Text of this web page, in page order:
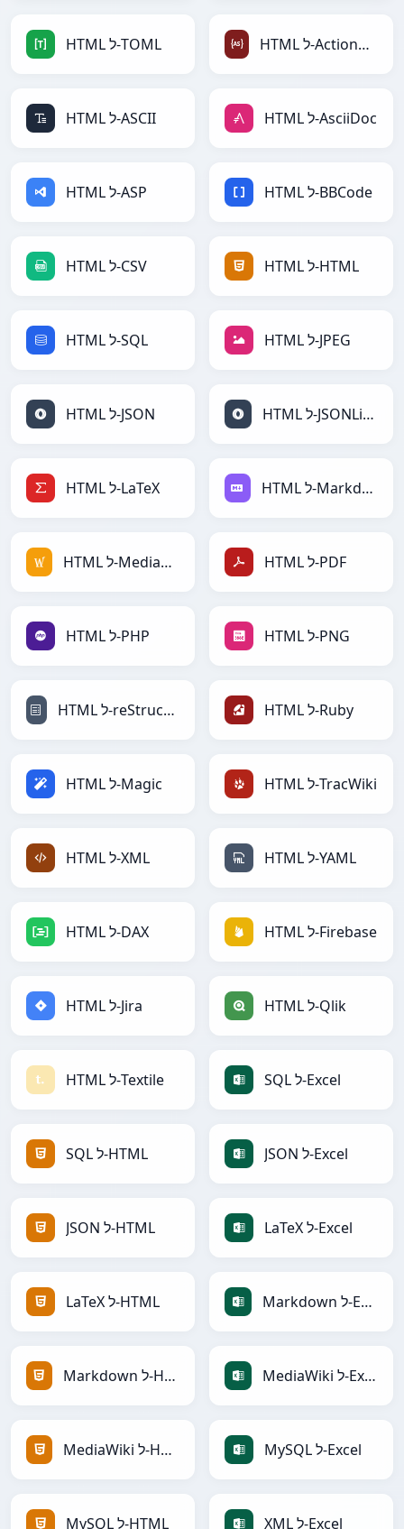
HTML ל-TOML HTML ל-ActionScript
HTML ל-ASCII HTML ל-AsciiDoc
HTML ל-ASP HTML ל-BBCode
HTML ל-CSV HTML ל-HTML
HTML ל-SQL HTML ל-JPEG
HTML ל-JSON HTML ל-JSONLines
HTML ל-LaTeX HTML ל-Markdown
HTML ל-MediaWiki HTML ל-PDF
HTML ל-PHP HTML ל-PNG
HTML ל-reStructuredText HTML ל-Ruby
HTML ל-Magic HTML ל-TracWiki
HTML ל-XML HTML ל-YAML
HTML ל-DAX HTML ל-Firebase
HTML ל-Jira HTML ל-Qlik
HTML ל-Textile SQL ל-Excel
SQL ל-HTML JSON ל-Excel
JSON ל-HTML LaTeX ל-Excel
LaTeX ל-HTML Markdown ל-Excel
Markdown ל-HTML MediaWiki ל-Excel
MediaWiki ל-HTML MySQL ל-Excel
MySQL ל-HTML XML ל-Excel